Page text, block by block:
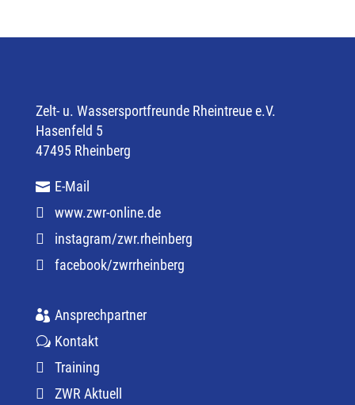
Zelt- u. Wassersportfreunde Rheintreue e.V.
Hasenfeld 5
47495 Rheinberg
E-Mail
www.zwr-online.de
instagram/zwr.rheinberg
facebook/zwrrheinberg
Ansprechpartner
Kontakt
Training
ZWR Aktuell